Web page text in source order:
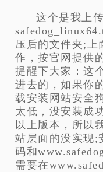
这个是我上
压后的文件夹;上
作，按官网提供
提醒下大家：这
进去的，如果你
载安装网站安全
太低，没安装成
以上版本，所以
站层面的没实现;
码和
需要在